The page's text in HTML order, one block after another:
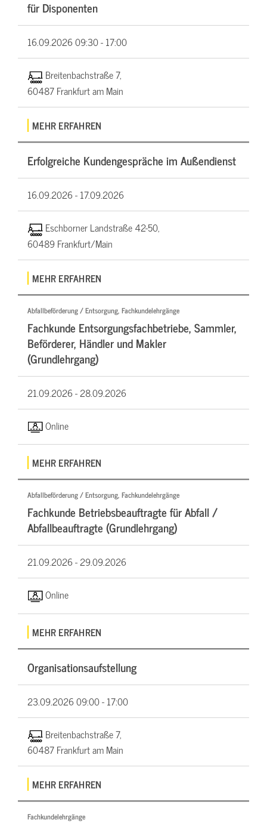
für Disponenten
16.09.202609:30 - 17:00
Breitenbachstraße 7,
60487 Frankfurt am Main
MEHR ERFAHREN
Erfolgreiche Kundengespräche im Außendienst
16.09.2026 -17.09.2026
Eschborner Landstraße 42-50,
60489 Frankfurt/Main
MEHR ERFAHREN
Abfallbeförderung / Entsorgung, Fachkundelehrgänge
Fachkunde Entsorgungsfachbetriebe, Sammler,
Beförderer, Händler und Makler
(Grundlehrgang)
21.09.2026 -28.09.2026
Online
MEHR ERFAHREN
Abfallbeförderung / Entsorgung, Fachkundelehrgänge
Fachkunde Betriebsbeauftragte für Abfall /
Abfallbeauftragte (Grundlehrgang)
21.09.2026 -29.09.2026
Online
MEHR ERFAHREN
Organisationsaufstellung
23.09.202609:00 - 17:00
Breitenbachstraße 7,
60487 Frankfurt am Main
MEHR ERFAHREN
Fachkundelehrgänge